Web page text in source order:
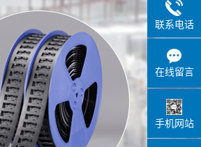
联系宏康
联系电话
在线留言
手机网站